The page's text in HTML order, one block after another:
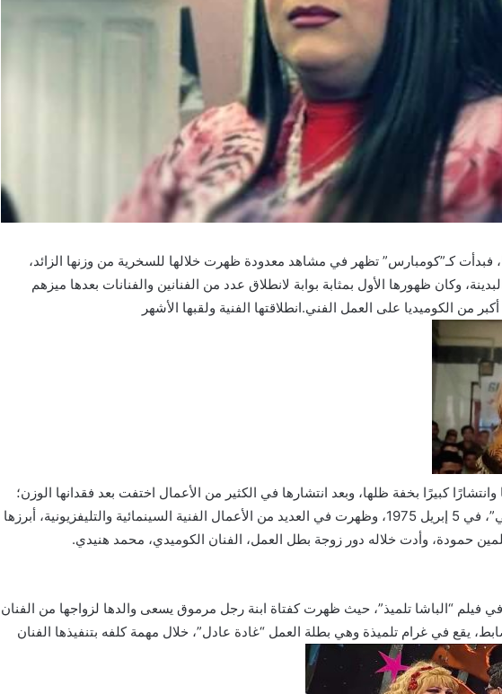
فبدأت كـ”كومبارس” تظهر في مشاهد معدودة ظهرت خلالها للسخرية من وزنها الزائد،
وكان ظهورها الأول بمثابة بوابة لانطلاق عدد من الفنانين والفنانات بعدها ميزهم
من الكوميديا على العمل الفني.انطلاقتها الفنية ولقبها الأشهر
كبيرًا بخفة ظلها، وبعد انتشارها في الكثير من الأعمال اختفت بعد فقدانها الوزن؛
ولدت الفنانة الكوميدية “نورا السباعي”، في 5 إبريل 1975، وظهرت في العديد من الأعمال الفنية السينمائية والتليفزيونية، أبرزها
حمودة، وأدت خلاله دور زوجة بطل العمل، الفنان الكوميدي، محمد هنيدي.
“الباشا تلميذ”، حيث ظهرت كفتاة ابنة رجل مرموق يسعى والدها لزواجها من الفنان
يقع في غرام تلميذة وهي بطلة العمل “غادة عادل”، خلال مهمة كلفه بتنفيذها الفنان